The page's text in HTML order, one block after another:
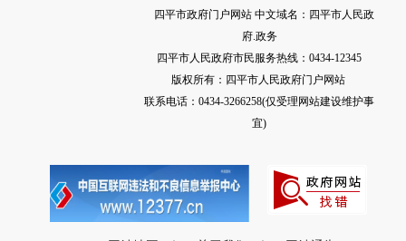
四平市政府门户网站 中文域名：四平市人民政
府.政务
四平市人民政府市民服务热线：0434-12345
版权所有：四平市人民政府门户网站
联系电话：0434-3266258(仅受理网站建设维护事
宜)